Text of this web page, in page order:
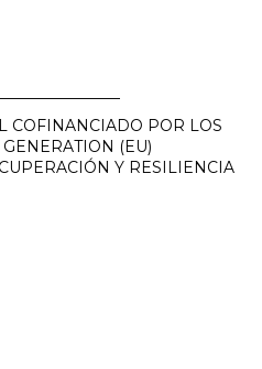
COFINANCIADO POR LOS
(EU)
Y RESILIENCIA